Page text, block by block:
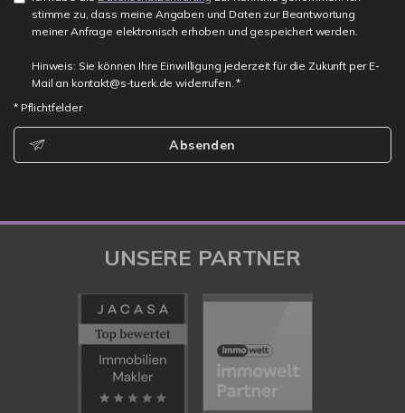
stimme zu, dass meine Angaben und Daten zur Beantwortung
meiner Anfrage elektronisch erhoben und gespeichert werden.
Hinweis: Sie können Ihre Einwilligung jederzeit für die Zukunft per E-
Mail an kontakt@s-tuerk.de widerrufen. *
* Pflichtfelder
Absenden
UNSERE PARTNER